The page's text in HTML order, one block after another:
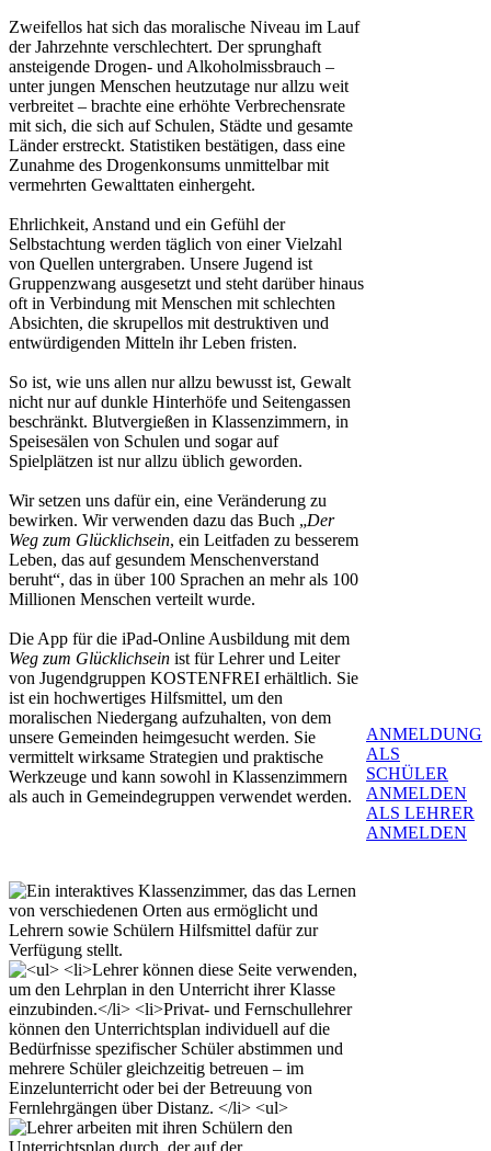
Zweifellos hat sich das moralische Niveau im Lauf
der Jahrzehnte verschlechtert. Der sprunghaft
ansteigende Drogen- und Alkoholmissbrauch –
unter jungen Menschen heutzutage nur allzu weit
verbreitet – brachte eine erhöhte Verbrechensrate
mit sich, die sich auf Schulen, Städte und gesamte
Länder erstreckt. Statistiken bestätigen, dass eine
Zunahme des Drogenkonsums unmittelbar mit
vermehrten Gewalttaten einhergeht.
Ehrlichkeit, Anstand und ein Gefühl der
Selbstachtung werden täglich von einer Vielzahl
von Quellen untergraben. Unsere Jugend ist
Gruppenzwang ausgesetzt und steht darüber hinaus
oft in Verbindung mit Menschen mit schlechten
Absichten, die skrupellos mit destruktiven und
entwürdigenden Mitteln ihr Leben fristen.
So ist, wie uns allen nur allzu bewusst ist, Gewalt
nicht nur auf dunkle Hinterhöfe und Seitengassen
beschränkt. Blutvergießen in Klassenzimmern, in
Speisesälen von Schulen und sogar auf
Spielplätzen ist nur allzu üblich geworden.
Wir setzen uns dafür ein, eine Veränderung zu
bewirken. Wir verwenden dazu das Buch „Der
Weg zum Glücklichsein, ein Leitfaden zu besserem
Leben, das auf gesundem Menschenverstand
beruht“, das in über 100 Sprachen an mehr als 100
Millionen Menschen verteilt wurde.
Die App für die iPad-Online Ausbildung mit dem
Weg zum Glücklichsein ist für Lehrer und Leiter
von Jugendgruppen KOSTENFREI erhältlich. Sie
ist ein hochwertiges Hilfsmittel, um den
moralischen Niedergang aufzuhalten, von dem
unsere Gemeinden heimgesucht werden. Sie
vermittelt wirksame Strategien und praktische
Werkzeuge und kann sowohl in Klassenzimmern
als auch in Gemeindegruppen verwendet werden.
ANMELDUNG
ALS
SCHÜLER
ANMELDEN
ALS LEHRER
ANMELDEN